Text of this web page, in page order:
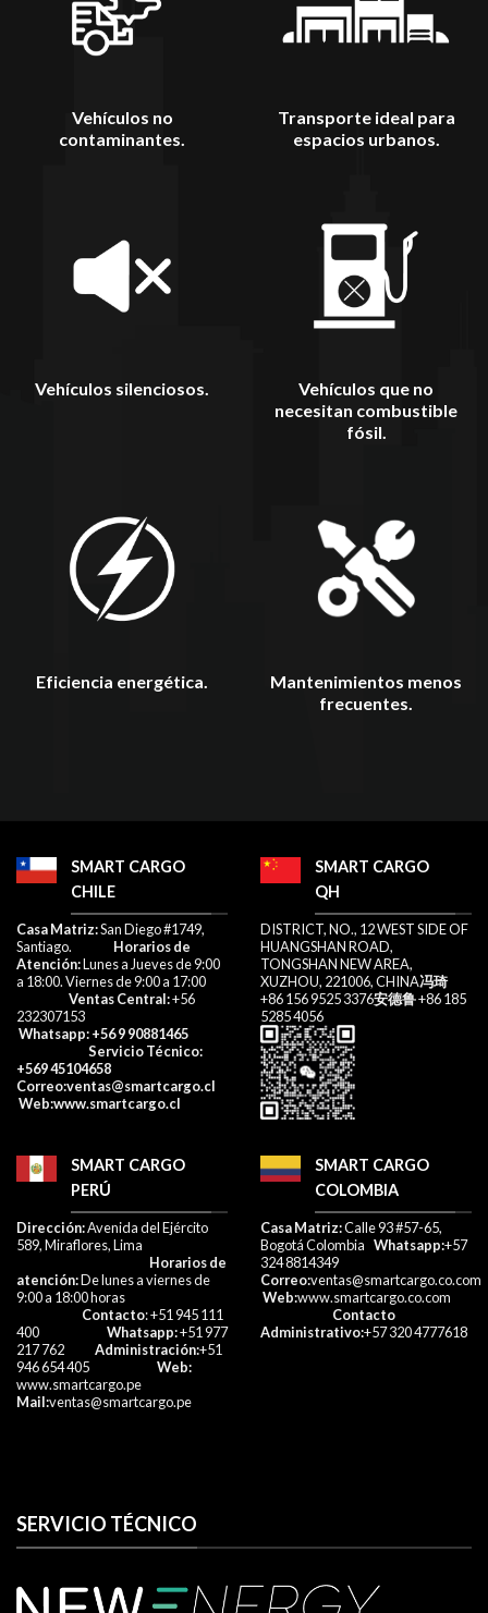
Vehículos no
contaminantes.
Transporte ideal para
espacios urbanos.
Vehículos silenciosos.
Vehículos que no
necesitan combustible
fósil.
Eficiencia energética.
Mantenimientos menos
frecuentes.
SMART CARGO
CHILE
​Casa Matriz:San Diego #1749,
Santiago. Horarios de
Atención:Lunes a Jueves de 9:00
a 18:00. Viernes de 9:00 a 17:00​
Ventas Central:+56
232307153​
Whatsapp: +56 9 90881465
Servicio Técnico:
+569 45104658
Correo:ventas@smartcargo.cl
Web:www.smartcargo.cl
SMART CARGO
QH
DISTRICT, NO., 12 WEST SIDE OF
HUANGSHAN ROAD,
TONGSHAN NEW AREA,
XUZHOU, 221006, CHINA冯琦
+86 156 9525 3376安德鲁+86 185
5285 4056
SMART CARGO
PERÚ
Dirección:Avenida del Ejército
589, Miraflores, Lima
Horarios de
atención:De lunes a viernes de
9:00 a 18:00 horas
Contacto: +51 945 111
400 Whatsapp:+51 977
217 762 Administración:+51
946 654 405
Web:
www.smartcargo.pe
Mail:ventas@smartcargo.pe
SMART CARGO
COLOMBIA
Casa Matriz:Calle 93 #57-65,
Bogotá Colombia Whatsapp:+57
324 8814349
Correo:ventas@smartcargo.co.com
Web:www.smartcargo.co.com
Contacto
Administrativo:+57 320 4777618​
SERVICIO TÉCNICO